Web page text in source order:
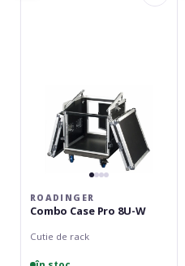
ROADINGER
Combo Case Pro 8U-W
Cutie de rack